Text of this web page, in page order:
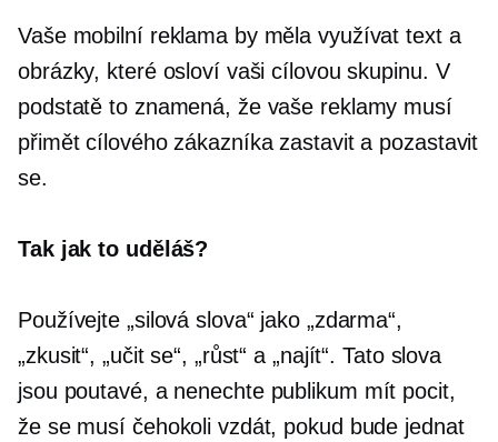
Vaše mobilní reklama by měla využívat text a
obrázky, které osloví vaši cílovou skupinu. V
podstatě to znamená, že vaše reklamy musí
přimět cílového zákazníka zastavit a pozastavit
se.
Tak jak to uděláš?
Používejte „silová slova“ jako „zdarma“,
„zkusit“, „učit se“, „růst“ a „najít“. Tato slova
jsou poutavé, a nenechte publikum mít pocit,
že se musí čehokoli vzdát, pokud bude jednat